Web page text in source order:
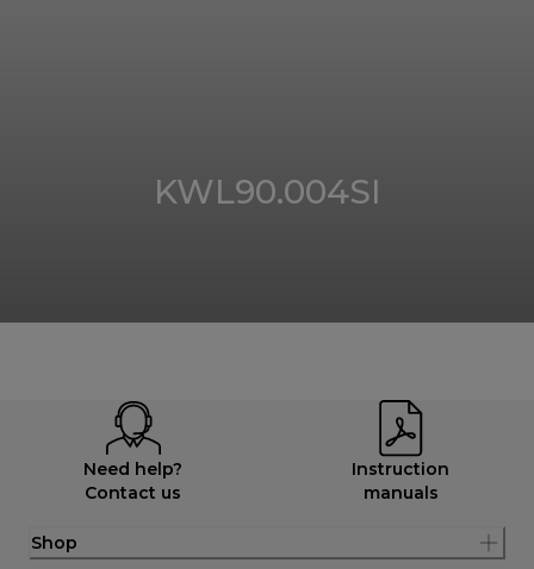
KWL90.004SI
Need help?
Contact us
Instruction
manuals
Shop